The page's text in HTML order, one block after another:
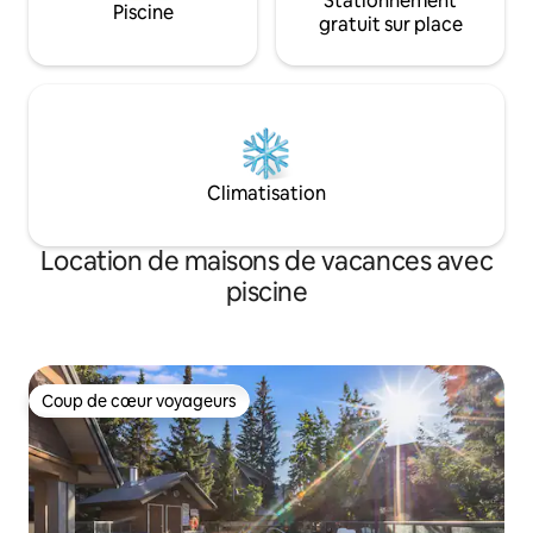
Piscine
gratuit sur place
Climatisation
Location de maisons de vacances avec
piscine
Coup de cœur voyageurs
Coup de cœur voyageurs